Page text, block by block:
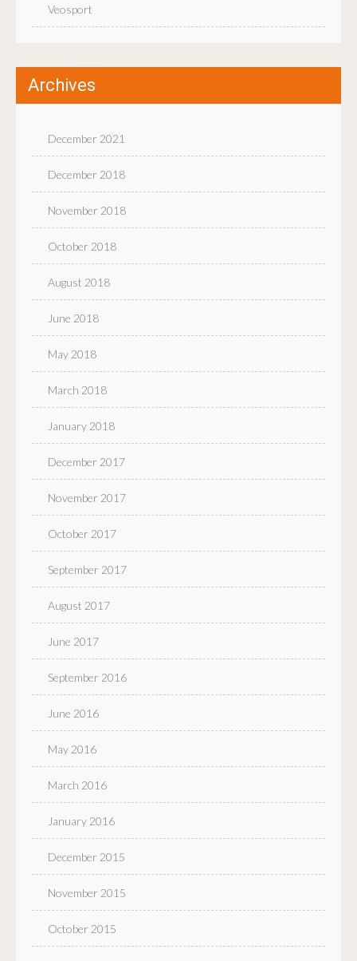
Veosport
Archives
December 2021
December 2018
November 2018
October 2018
August 2018
June 2018
May 2018
March 2018
January 2018
December 2017
November 2017
October 2017
September 2017
August 2017
June 2017
September 2016
June 2016
May 2016
March 2016
January 2016
December 2015
November 2015
October 2015